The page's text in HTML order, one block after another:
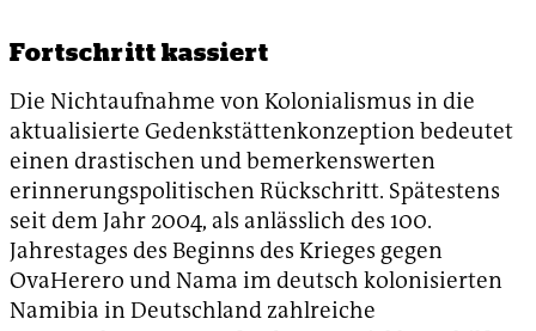
Fortschritt kassiert
Die Nichtaufnahme von Kolonialismus in die
aktualisierte Gedenkstättenkonzeption bedeutet
einen drastischen und bemerkenswerten
erinnerungspolitischen Rückschritt. Spätestens
seit dem Jahr 2004, als anlässlich des 100.
Jahrestages des Beginns des Krieges gegen
OvaHerero und Nama im deutsch kolonisierten
Namibia in Deutschland zahlreiche